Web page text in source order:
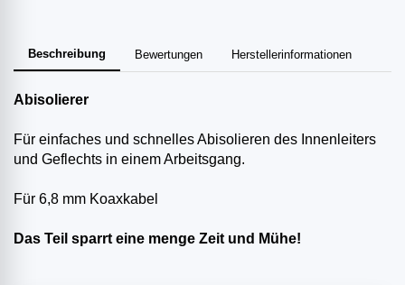
Beschreibung Bewertungen Herstellerinformationen
Abisolierer
Für einfaches und schnelles Abisolieren des Innenleiters
und Geflechts in einem Arbeitsgang.
Für 6,8 mm Koaxkabel
Das Teil sparrt eine menge Zeit und Mühe!